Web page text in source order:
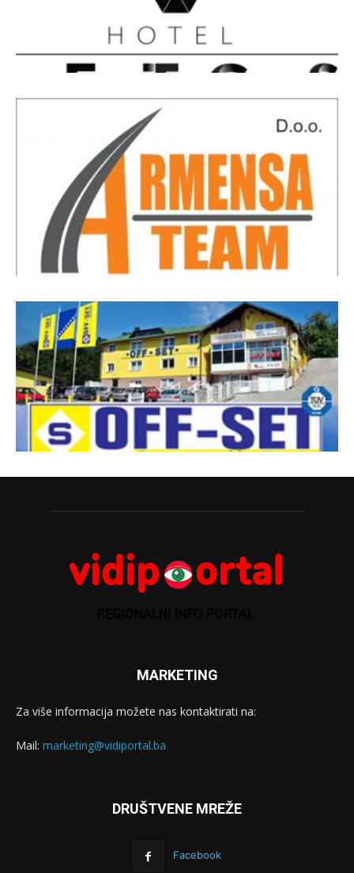
MARKETING
Za više informacija možete nas kontaktirati na:
Mail: marketing@vidiportal.ba
DRUŠTVENE MREŽE
Facebook